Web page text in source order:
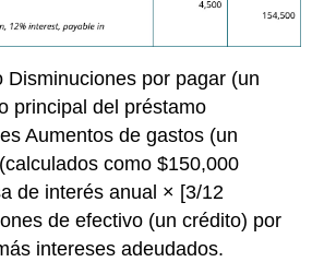
Disminuciones por pagar (un
principal del préstamo
Aumentos de gastos (un
como $150,000
de interés anual × [3/12
de efectivo (un crédito) por
intereses adeudados.